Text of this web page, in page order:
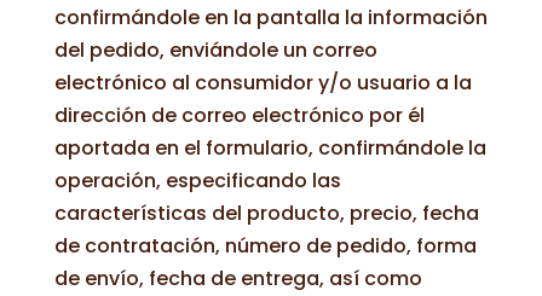
confirmándole en la pantalla la información
del pedido, enviándole un correo
electrónico al consumidor y/o usuario a la
dirección de correo electrónico por él
aportada en el formulario, confirmándole la
operación, especificando las
características del producto, precio, fecha
de contratación, número de pedido, forma
de envío, fecha de entrega, así como